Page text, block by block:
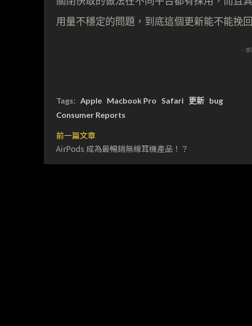
用量不穩定的問題，到底這個更新能不能挽
- 廣
Tags: Apple Macbook Pro Safari 更新 bug
Consumer Reports
前一篇文章
AirPods 成為最暢銷無線耳機產品！？